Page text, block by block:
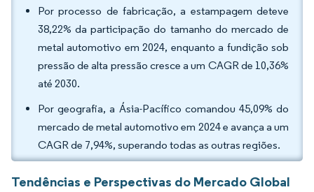
Por processo de fabricação, a estampagem deteve
38,22% da participação do tamanho do mercado de
metal automotivo em 2024, enquanto a fundição sob
pressão de alta pressão cresce a um CAGR de 10,36%
até 2030.
Por geografia, a Ásia-Pacífico comandou 45,09% do
mercado de metal automotivo em 2024 e avança a um
CAGR de 7,94%, superando todas as outras regiões.
Tendências e Perspectivas do Mercado Global